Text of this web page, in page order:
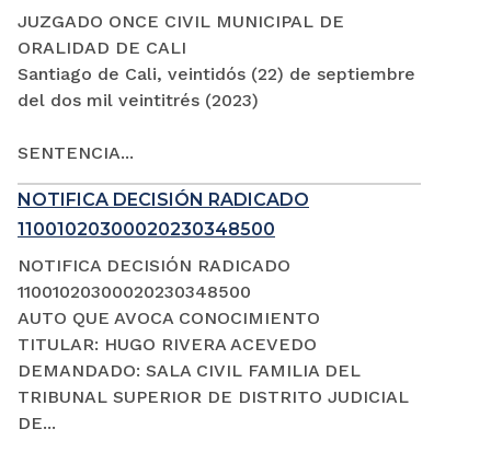
JUZGADO ONCE CIVIL MUNICIPAL DE
ORALIDAD DE CALI
Santiago de Cali, veintidós (22) de septiembre
del dos mil veintitrés (2023)
SENTENCIA...
NOTIFICA DECISIÓN RADICADO
11001020300020230348500
NOTIFICA DECISIÓN RADICADO
11001020300020230348500
AUTO QUE AVOCA CONOCIMIENTO
TITULAR: HUGO RIVERA ACEVEDO
DEMANDADO: SALA CIVIL FAMILIA DEL
TRIBUNAL SUPERIOR DE DISTRITO JUDICIAL
DE...